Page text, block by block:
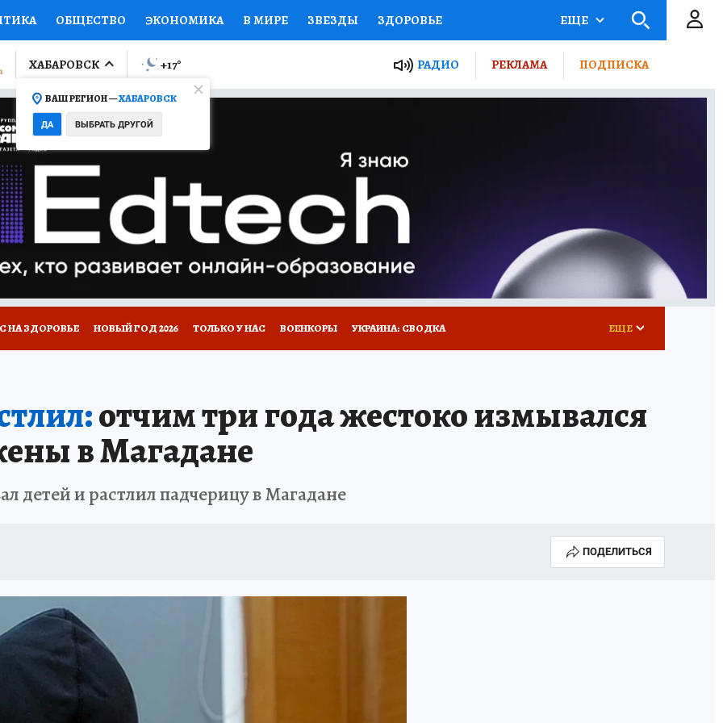
ОБЩЕСТВО ЭКОНОМИКА В МИРЕ ЗВЕЗДЫ ЗДОРОВЬЕ
ПРОИСШЕСТВИЯ НАЦИОНАЛЬНЫЕ ПРОЕКТЫ РОССИИ
ОТКРЫВАЕМ МИР Я ЗНАЮ СЕМЬЯ ЖЕНСКИЕ СЕКРЕТЫ ПУТЕВОДИТЕЛЬ
ПРОМОКОДЫ СЕРИАЛЫ
КОЛЛЕКЦИИ КОНКУРСЫ РАБОТА У НАС
САЙТЕ
ЕЩЕ
ХАБАРОВСК
ВАШ РЕГИОН —ХАБАРОВСК
ДА ВЫБРАТЬ ДРУГОЙ
+17° РАДИО РЕКЛАМА ПОДПИСКА
НА ЗДОРОВЬЕ НОВЫЙ ГОД 2026 ТОЛЬКО У НАС ВОЕНКОРЫ УКРАИНА: СВОДКА
РОССИЯ 167 ЛЕТ ХАБАРОВСКУ ПРОИСШЕСТВИЯ «УРГАЛУГОЛЬ» - ЧЕСТЬ ПРОФЕССИИ АФИША
ЕЩЕ
отчим три года жестоко измывался
в Магадане
детей и растлил падчерицу в Магадане
ПОДЕЛИТЬСЯ